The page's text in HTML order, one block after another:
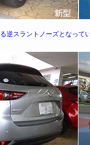
逆スラントノーズとなってい